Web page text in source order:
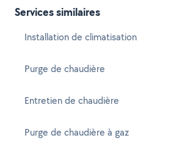
Services similaires
Installation de climatisation
Purge de chaudière
Entretien de chaudière
Purge de chaudière à gaz